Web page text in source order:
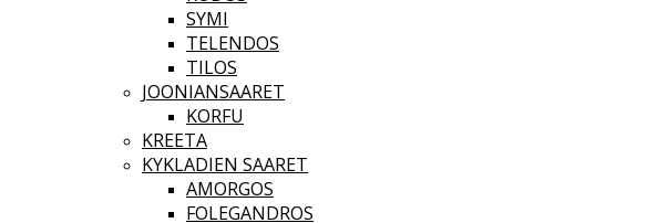
SYMI
TELENDOS
TILOS
JOONIANSAARET
KORFU
KREETA
KYKLADIEN SAARET
AMORGOS
FOLEGANDROS